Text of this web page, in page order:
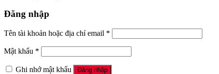
Đăng nhập
Tên tài khoản hoặc địa chỉ email *
Mật khẩu *
Ghi nhớ mật khẩu Đăng nhập